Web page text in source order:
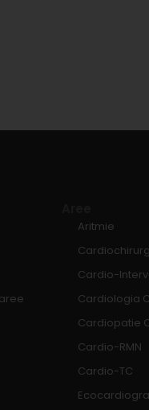
Aritmie
Cardio-
Cardiologia
Cardiopatie
Cardio-RMN
Cardio-TC